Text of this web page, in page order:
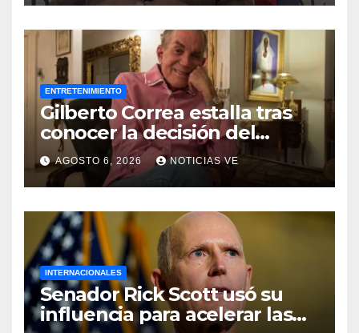
ENTRETENIMIENTO
Gilberto Correa estalla tras
conocer la decisión del
tribunal en su caso
AGOSTO 6, 2026 NOTICIAS VE
INTERNACIONALES
Senador Rick Scott usó su
influencia para acelerar las